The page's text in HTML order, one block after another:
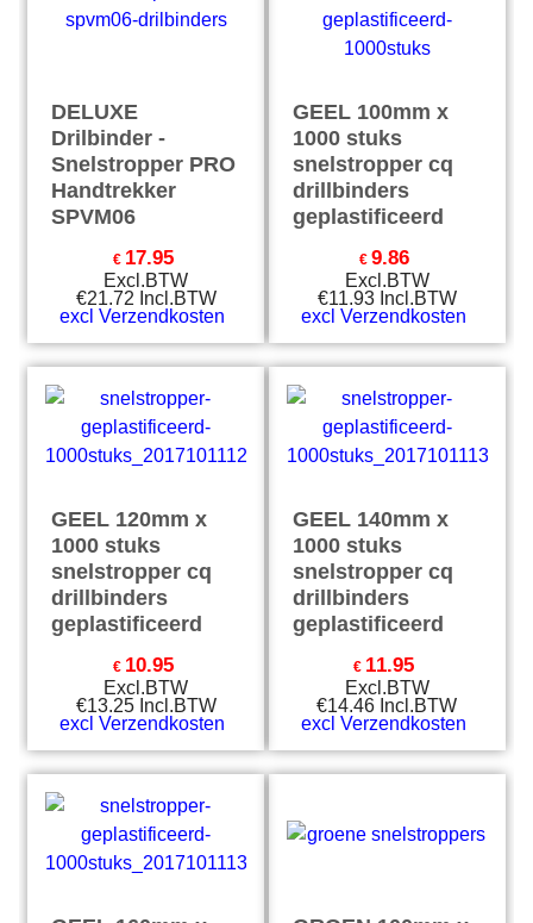
DELUXE
Drilbinder -
Snelstropper PRO
Handtrekker
SPVM06
€ 17.95
Excl.BTW
€21.72 Incl.BTW
excl Verzendkosten
GEEL 100mm x
1000 stuks
snelstropper cq
drillbinders
geplastificeerd
€ 9.86
Excl.BTW
€11.93 Incl.BTW
excl Verzendkosten
GEEL 120mm x
1000 stuks
snelstropper cq
drillbinders
geplastificeerd
€ 10.95
Excl.BTW
€13.25 Incl.BTW
excl Verzendkosten
GEEL 140mm x
1000 stuks
snelstropper cq
drillbinders
geplastificeerd
€ 11.95
Excl.BTW
€14.46 Incl.BTW
excl Verzendkosten